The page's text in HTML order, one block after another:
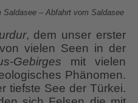
– Abfahrt vom Saldasee
, dem unser erster
vielen Seen in der
Gebirges mit vielen
Phänomen.
tiefste See der Türkei.